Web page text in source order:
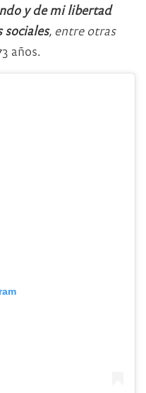
y de mi libertad
, entre otras
años.